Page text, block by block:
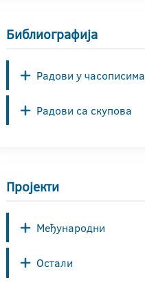
Библиографија
Радови у часописима
Радови са скупова
Пројекти
Међународни
Остали